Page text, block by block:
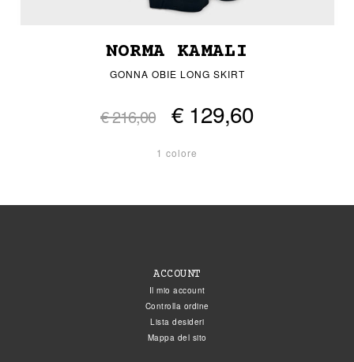
NORMA KAMALI
GONNA OBIE LONG SKIRT
€ 216,00 € 129,60
1 colore
ACCOUNT
Il mio account
Controlla ordine
Lista desideri
Mappa del sito